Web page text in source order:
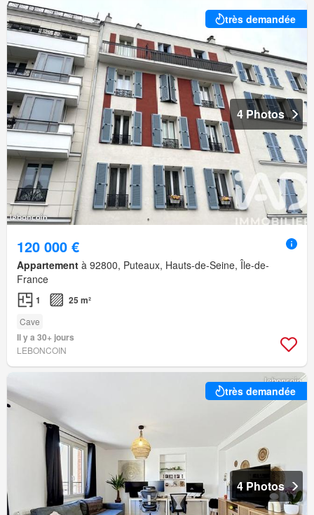
très demandée
4 Photos
120 000 €
Appartement à 92800, Puteaux, Hauts-de-Seine, Île-de-
France
1 25 m²
Cave
Il y a 30+ jours
LEBONCOIN
très demandée
4 Photos